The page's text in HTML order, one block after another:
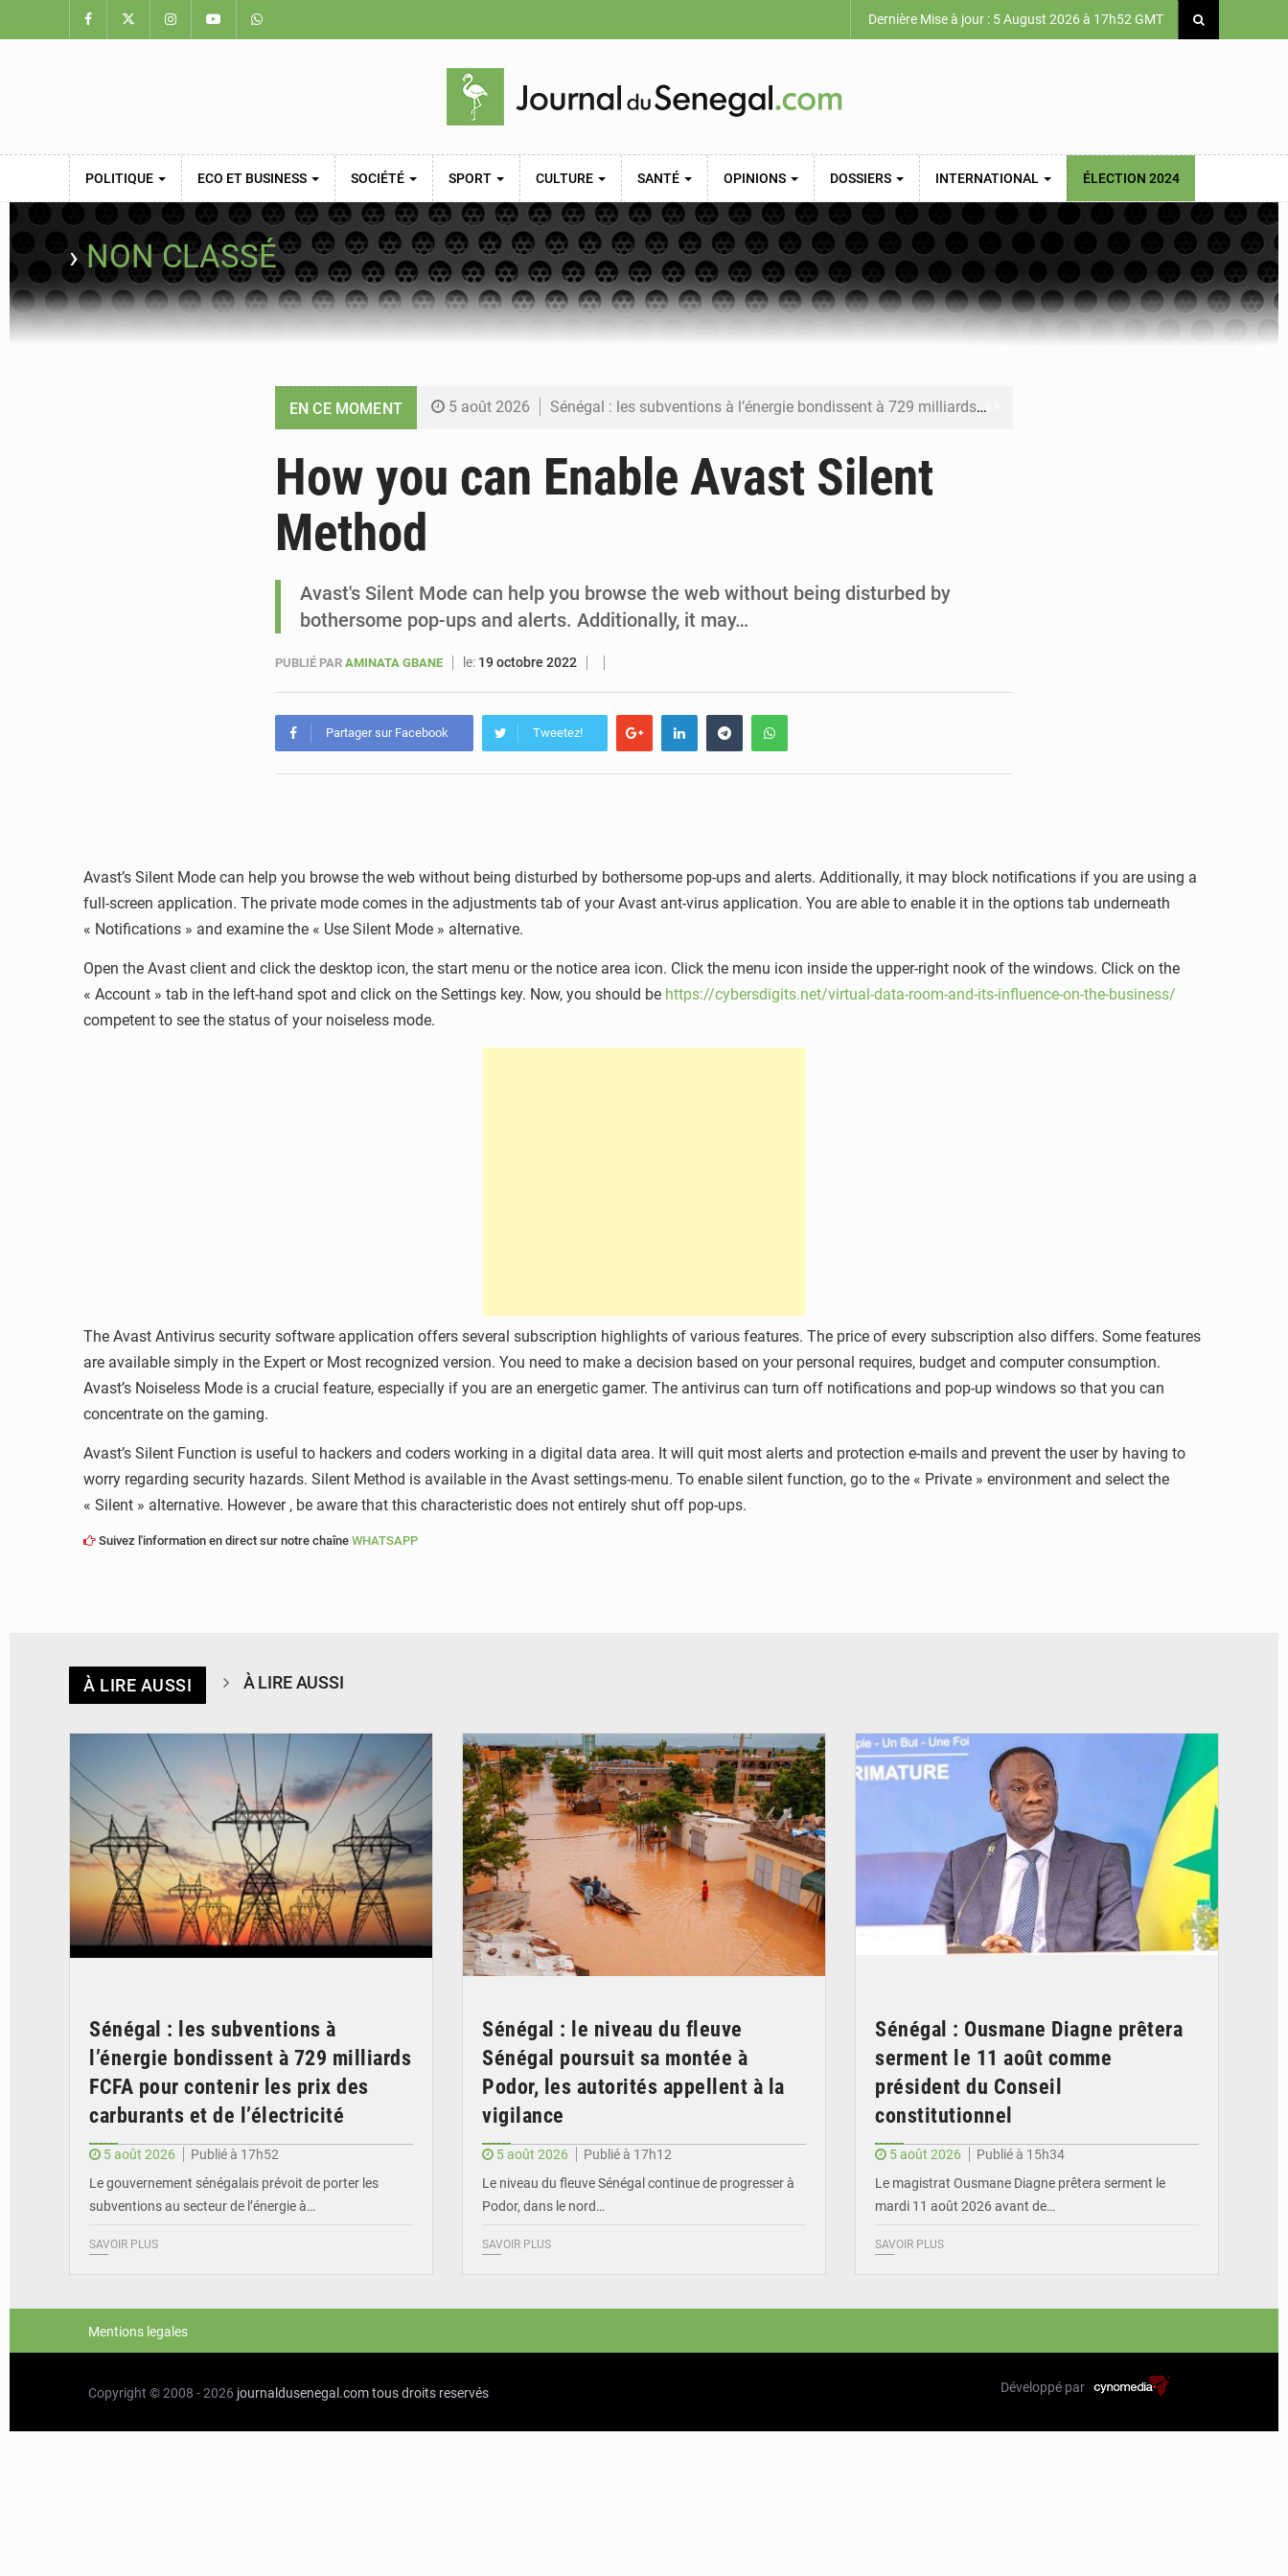
Dernière Mise à jour : 5 August 2026 à 17h52 GMT
POLITIQUE ECO ET BUSINESS SOCIÉTÉ SPORT CULTURE SANTÉ OPINIONS DOSSIERS INTERNATIONAL ÉLECTION 2024
›NON CLASSÉ
EN CE MOMENT 5 août 2026 Sénégal : les subventions à l’énergie bondissent à 729 milliards FCFA pour contenir les prix des carburants et de l’électricité
5 août 2026 Sénégal : Ousmane Diagne prêtera serment le 11 août comme président du Conseil constitutionnel
How you can Enable Avast Silent
Method
Avast's Silent Mode can help you browse the web without being disturbed by
bothersome pop-ups and alerts. Additionally, it may…
PUBLIÉ PAR AMINATA GBANE le: 19 octobre 2022
Partager sur Facebook Tweetez!
Avast’s Silent Mode can help you browse the web without being disturbed by bothersome pop-ups and alerts. Additionally, it may block notifications if you are using a
full-screen application. The private mode comes in the adjustments tab of your Avast ant-virus application. You are able to enable it in the options tab underneath
« Notifications » and examine the « Use Silent Mode » alternative.
Open the Avast client and click the desktop icon, the start menu or the notice area icon. Click the menu icon inside the upper-right nook of the windows. Click on the
« Account » tab in the left-hand spot and click on the Settings key. Now, you should be https://cybersdigits.net/virtual-data-room-and-its-influence-on-the-business/
competent to see the status of your noiseless mode.
The Avast Antivirus security software application offers several subscription highlights of various features. The price of every subscription also differs. Some features
are available simply in the Expert or Most recognized version. You need to make a decision based on your personal requires, budget and computer consumption.
Avast’s Noiseless Mode is a crucial feature, especially if you are an energetic gamer. The antivirus can turn off notifications and pop-up windows so that you can
concentrate on the gaming.
Avast’s Silent Function is useful to hackers and coders working in a digital data area. It will quit most alerts and protection e-mails and prevent the user by having to
worry regarding security hazards. Silent Method is available in the Avast settings-menu. To enable silent function, go to the « Private » environment and select the
« Silent » alternative. However , be aware that this characteristic does not entirely shut off pop-ups.
Suivez l'information en direct sur notre chaîne WHATSAPP
À LIRE AUSSI À LIRE AUSSI
Sénégal : les subventions à
l’énergie bondissent à 729 milliards
FCFA pour contenir les prix des
carburants et de l’électricité
5 août 2026
Publié à 17h52
Le gouvernement sénégalais prévoit de porter les
subventions au secteur de l’énergie à…
SAVOIR PLUS
Sénégal : le niveau du fleuve
Sénégal poursuit sa montée à
Podor, les autorités appellent à la
vigilance
5 août 2026
Publié à 17h12
Le niveau du fleuve Sénégal continue de progresser à
Podor, dans le nord…
SAVOIR PLUS
Sénégal : Ousmane Diagne prêtera
serment le 11 août comme
président du Conseil
constitutionnel
5 août 2026
Publié à 15h34
Le magistrat Ousmane Diagne prêtera serment le
mardi 11 août 2026 avant de…
SAVOIR PLUS
Mentions legales
Copyright © 2008 - 2026 journaldusenegal.comtous droits reservés Développé par